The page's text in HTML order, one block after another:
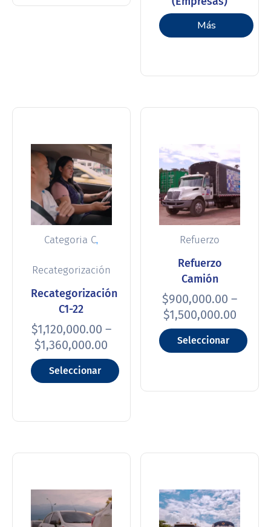
Más
Categoria C,
Recategorización
Recategorización
C1-22
$1,120,000.00 –
$1,360,000.00
Seleccionar
Refuerzo
Refuerzo
Camión
$900,000.00 –
$1,500,000.00
Seleccionar